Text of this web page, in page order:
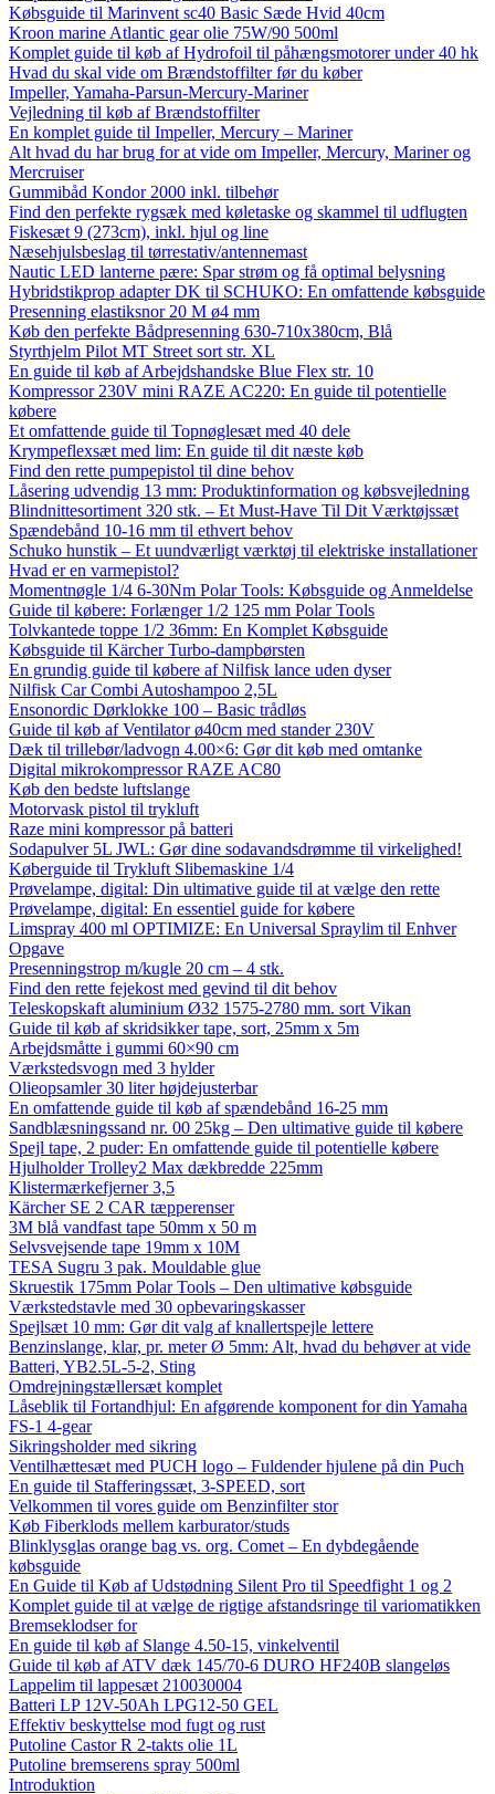
Købsguide til Marinvent sc40 Basic Sæde Hvid 40cm
Kroon marine Atlantic gear olie 75W/90 500ml
Komplet guide til køb af Hydrofoil til påhængsmotorer under 40 hk
Hvad du skal vide om Brændstoffilter før du køber
Impeller, Yamaha-Parsun-Mercury-Mariner
Vejledning til køb af Brændstoffilter
En komplet guide til Impeller, Mercury – Mariner
Alt hvad du har brug for at vide om Impeller, Mercury, Mariner og
Mercruiser
Gummibåd Kondor 2000 inkl. tilbehør
Find den perfekte rygsæk med køletaske og skammel til udflugten
Fiskesæt 9 (273cm), inkl. hjul og line
Næsehjulsbeslag til tørrestativ/antennemast
Nautic LED lanterne pære: Spar strøm og få optimal belysning
Hybridstikprop adapter DK til SCHUKO: En omfattende købsguide
Presenning elastiksnor 20 M ø4 mm
Køb den perfekte Bådpresenning 630-710x380cm, Blå
Styrthjelm Pilot MT Street sort str. XL
En guide til køb af Arbejdshandske Blue Flex str. 10
Kompressor 230V mini RAZE AC220: En guide til potentielle
købere
Et omfattende guide til Topnøglesæt med 40 dele
Krympeflexsæt med lim: En guide til dit næste køb
Find den rette pumpepistol til dine behov
Låsering udvendig 13 mm: Produktinformation og købsvejledning
Blindnittesortiment 320 stk. – Et Must-Have Til Dit Værktøjssæt
Spændebånd 10-16 mm til ethvert behov
Schuko hunstik – Et uundværligt værktøj til elektriske installationer
Hvad er en varmepistol?
Momentnøgle 1/4 6-30Nm Polar Tools: Købsguide og Anmeldelse
Guide til købere: Forlænger 1/2 125 mm Polar Tools
Tolvkantede toppe 1/2 36mm: En Komplet Købsguide
Købsguide til Kärcher Turbo-dampbørsten
En grundig guide til købere af Nilfisk lance uden dyser
Nilfisk Car Combi Autoshampoo 2,5L
Ensonordic Dørklokke 100 – Basic trådløs
Guide til køb af Ventilator ø40cm med stander 230V
Dæk til trillebør/ladvogn 4.00×6: Gør dit køb med omtanke
Digital mikrokompressor RAZE AC80
Køb den bedste luftslange
Motorvask pistol til trykluft
Raze mini kompressor på batteri
Sodapulver 5L JWL: Gør dine sodavandsdrømme til virkelighed!
Køberguide til Trykluft Slibemaskine 1/4
Prøvelampe, digital: Din ultimative guide til at vælge den rette
Prøvelampe, digital: En essentiel guide for købere
Limspray 400 ml OPTIMIZE: En Universal Spraylim til Enhver
Opgave
Presenningstrop m/kugle 20 cm – 4 stk.
Find den rette fejekost med gevind til dit behov
Teleskopskaft aluminium Ø32 1575-2780 mm. sort Vikan
Guide til køb af skridsikker tape, sort, 25mm x 5m
Arbejdsmåtte i gummi 60×90 cm
Værkstedsvogn med 3 hylder
Olieopsamler 30 liter højdejusterbar
En omfattende guide til køb af spændebånd 16-25 mm
Sandblæsningssand nr. 00 25kg – Den ultimative guide til købere
Spejl tape, 2 puder: En omfattende guide til potentielle købere
Hjulholder Trolley2 Max dækbredde 225mm
Klistermærkefjerner 3,5
Kärcher SE 2 CAR tæpperenser
3M blå vandfast tape 50mm x 50 m
Selvsvejsende tape 19mm x 10M
TESA Sugru 3 pak. Mouldable glue
Skruestik 175mm Polar Tools – Den ultimative købsguide
Værkstedstavle med 30 opbevaringskasser
Spejlsæt 10 mm: Gør dit valg af knallertspejle lettere
Benzinslange, klar, pr. meter Ø 5mm: Alt, hvad du behøver at vide
Batteri, YB2.5L-5-2, Sting
Omdrejningstællersæt komplet
Låseblik til Fortandhjul: En afgørende komponent for din Yamaha
FS-1 4-gear
Sikringsholder med sikring
Ventilhættesæt med PUCH logo – Fuldender hjulene på din Puch
En guide til Stafferingssæt, 3-SPEED, sort
Velkommen til vores guide om Benzinfilter stor
Køb Fiberklods mellem karburator/studs
Blinklysglas orange bag vs. org. Comet – En dybdegående
købsguide
En Guide til Køb af Udstødning Silent Pro til Speedfight 1 og 2
Komplet guide til at vælge de rigtige afstandsringe til variomatikken
Bremseklodser for
En guide til køb af Slange 4.50-15, vinkelventil
Guide til køb af ATV dæk 145/70-6 DURO HF240B slangeløs
Lappelim til lappesæt 210030004
Batteri LP 12V-50Ah LPG12-50 GEL
Effektiv beskyttelse mod fugt og rust
Putoline Castor R 2-takts olie 1L
Putoline bremserens spray 500ml
Introduktion